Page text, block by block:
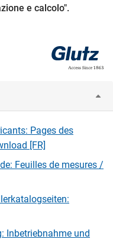
e calcolo".
Pages des
[FR]
Feuilles de mesures /
Inbetriebnahme und